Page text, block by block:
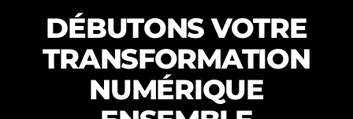
DÉBUTONS VOTRE
TRANSFORMATION
NUMÉRIQUE